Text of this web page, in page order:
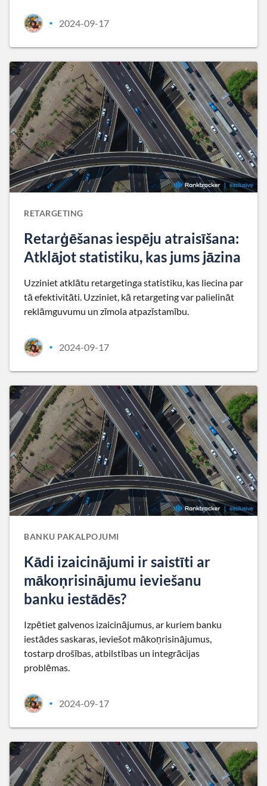
• 2024-09-17
RETARGETING
Retarģēšanas iespēju atraisīšana:
Atklājot statistiku, kas jums jāzina
Uzziniet atklātu retargetinga statistiku, kas liecina par
tā efektivitāti. Uzziniet, kā retargeting var palielināt
reklāmguvumu un zīmola atpazīstamību.
• 2024-09-17
BANKU PAKALPOJUMI
Kādi izaicinājumi ir saistīti ar
mākoņrisinājumu ieviešanu
banku iestādēs?
Izpētiet galvenos izaicinājumus, ar kuriem banku
iestādes saskaras, ieviešot mākoņrisinājumus,
tostarp drošības, atbilstības un integrācijas
problēmas.
• 2024-09-17